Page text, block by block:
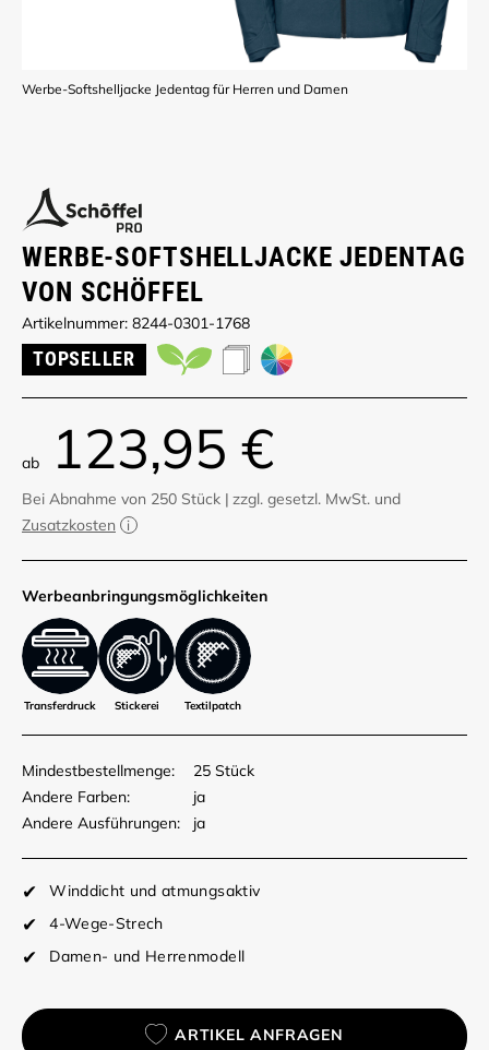
Werbe-Softshelljacke Jedentag für Herren und Damen
WERBE-SOFTSHELLJACKE JEDENTAG
VON SCHÖFFEL
Artikelnummer: 8244-0301-1768
TOPSELLER
ab 123,95 €
Bei Abnahme von 250 Stück | zzgl. gesetzl. MwSt. und
Zusatzkosten
Werbe­anbringungs­möglich­keiten
Transferdruck Stickerei Textilpatch
Mindestbestellmenge:
25 Stück
Andere Farben:
ja
Andere Ausführungen:
ja
Winddicht und atmungsaktiv
4-Wege-Strech
Damen- und Herrenmodell
ARTIKEL ANFRAGEN